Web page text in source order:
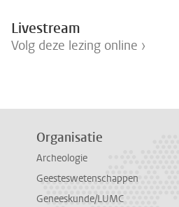
Livestream
Volg deze lezing online ›
Organisatie
Archeologie
Geesteswetenschappen
Geneeskunde/LUMC